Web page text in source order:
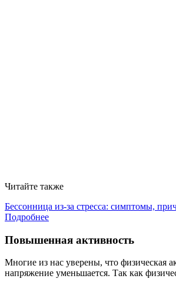
Читайте также
Бессонница из-за стресса: симптомы,
Подробнее
Повышенная активность
Многие из нас уверены, что физическая
напряжение уменьшается. Так как